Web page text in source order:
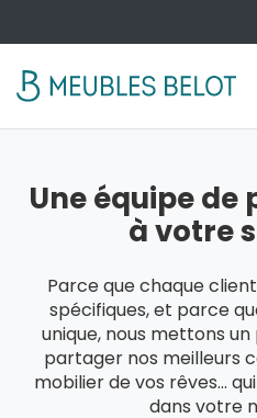
Une équipe de
à votre
Parce que chaque
spécifiques, et parce
unique, nous mettons
partager nos meilleurs
mobilier de vos rêves...
dans votre